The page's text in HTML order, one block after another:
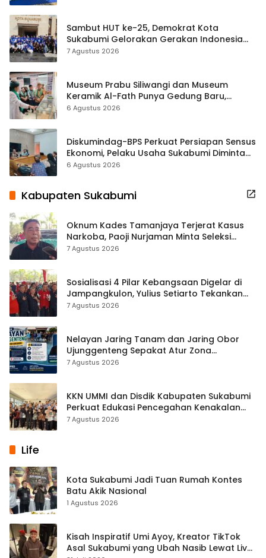
Sambut HUT ke-25, Demokrat Kota
Sukabumi Gelorakan Gerakan Indonesia
ASRI Lewat Aksi Bersih Masjid Agung
7 Agustus 2026
Museum Prabu Siliwangi dan Museum
Keramik Al-Fath Punya Gedung Baru,
Hampir 500 Koleksi Dipisahkan
6 Agustus 2026
Diskumindag-BPS Perkuat Persiapan Sensus
Ekonomi, Pelaku Usaha Sukabumi Diminta
Terbuka Beri Data
6 Agustus 2026
Kabupaten Sukabumi
Oknum Kades Tamanjaya Terjerat Kasus
Narkoba, Paoji Nurjaman Minta Seleksi
Calon Kades Diperketat
7 Agustus 2026
Sosialisasi 4 Pilar Kebangsaan Digelar di
Jampangkulon, Yulius Setiarto Tekankan
Pentingnya Persatuan
7 Agustus 2026
Nelayan Jaring Tanam dan Jaring Obor
Ujunggenteng Sepakat Atur Zona
Penangkapan
7 Agustus 2026
KKN UMMI dan Disdik Kabupaten Sukabumi
Perkuat Edukasi Pencegahan Kenakalan
Remaja di SMPN 2 Tegalbuleud
7 Agustus 2026
Life
Kota Sukabumi Jadi Tuan Rumah Kontes
Batu Akik Nasional
1 Agustus 2026
Kisah Inspiratif Umi Ayoy, Kreator TikTok
Asal Sukabumi yang Ubah Nasib Lewat Live